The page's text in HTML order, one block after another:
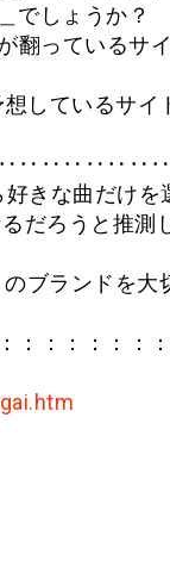
でしょうか？
翻っているサ
しているサイ
きな曲だけを
だろうと推測
ブランドを大
：：：：：